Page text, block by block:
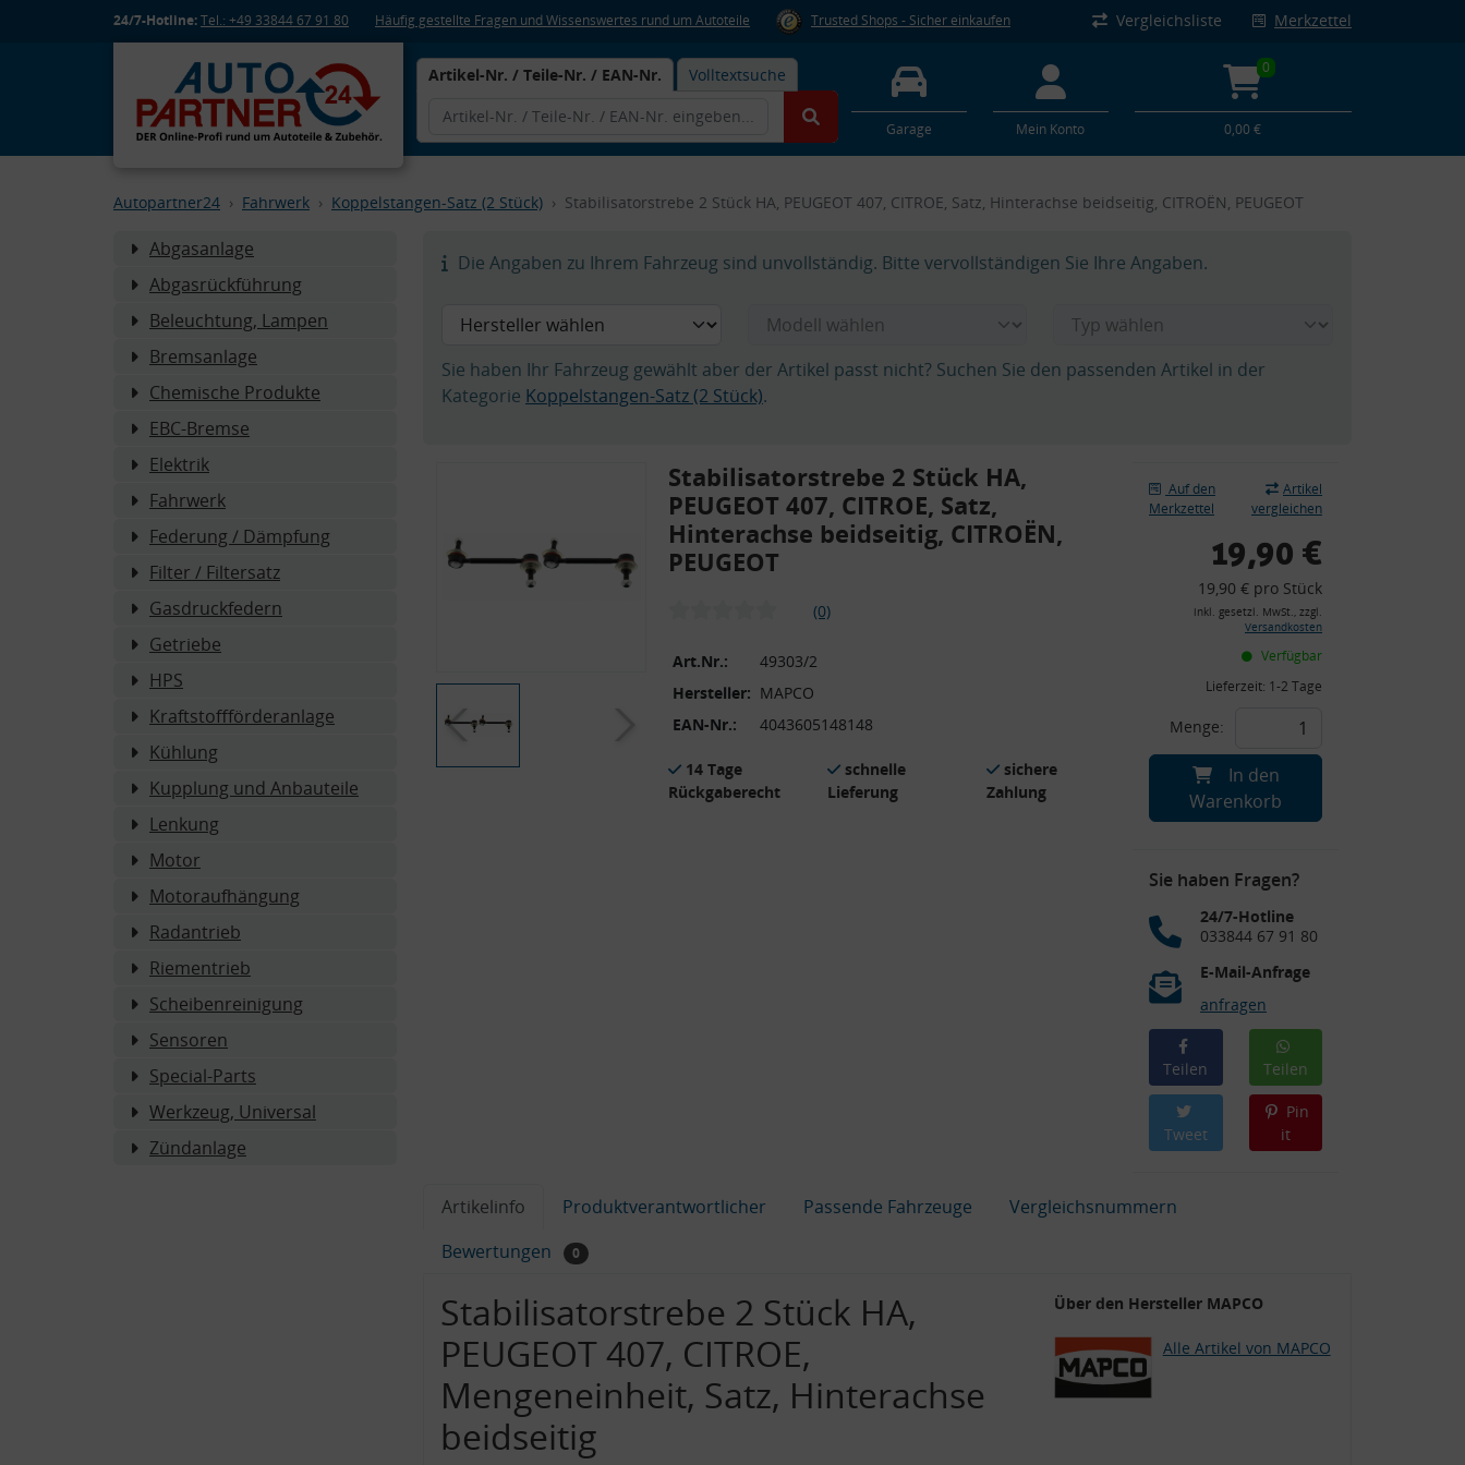
24/7-Hotline:Tel.: +49 33844 67 91 80 Häufig gestellte Fragen und Wissenswertes rund um Autoteile Trusted Shops - Sicher einkaufen Vergleichsliste Merkzettel
Artikel-Nr. / Teile-Nr. / EAN-Nr. Volltextsuche
Garage Mein Konto
0
0,00 €
Autopartner24 Fahrwerk Koppelstangen-Satz (2 Stück) Stabilisatorstrebe 2 Stück HA, PEUGEOT 407, CITROE, Satz, Hinterachse beidseitig, CITROËN, PEUGEOT
Abgasanlage
Abgasrückführung
Beleuchtung, Lampen
Bremsanlage
Chemische Produkte
EBC-Bremse
Elektrik
Fahrwerk
Federung / Dämpfung
Filter / Filtersatz
Gasdruckfedern
Getriebe
HPS
Kraftstoffförderanlage
Kühlung
Kupplung und Anbauteile
Lenkung
Motor
Motoraufhängung
Radantrieb
Riementrieb
Scheibenreinigung
Sensoren
Special-Parts
Werkzeug, Universal
Zündanlage
Die Angaben zu Ihrem Fahrzeug sind unvollständig. Bitte vervollständigen Sie Ihre Angaben.
Sie haben Ihr Fahrzeug gewählt aber der Artikel passt nicht? Suchen Sie den passenden Artikel in der
Kategorie Koppelstangen-Satz (2 Stück).
Stabilisatorstrebe 2 Stück HA,
PEUGEOT 407, CITROE, Satz,
Hinterachse beidseitig, CITROËN,
PEUGEOT
(0)
Art.Nr.:
49303/2
Hersteller: MAPCO
EAN-Nr.:
4043605148148
14 Tage
Rückgaberecht
schnelle
Lieferung
sichere
Zahlung
Auf den
Merkzettel
Artikel
vergleichen
19,90 €
19,90 € pro Stück
inkl. gesetzl. MwSt., zzgl.
Versandkosten
Verfügbar
Lieferzeit: 1-2 Tage
Menge:
In den
Warenkorb
Sie haben Fragen?
24/7-Hotline
033844 67 91 80
E-Mail-Anfrage
anfragen
Teilen Teilen
Tweet
Pin
it
Artikelinfo Produktverantwortlicher Passende Fahrzeuge
Vergleichsnummern
Bewertungen
0
Stabilisatorstrebe 2 Stück HA,
PEUGEOT 407, CITROE,
Mengeneinheit, Satz, Hinterachse
beidseitig
Über den Hersteller MAPCO
Alle Artikel von MAPCO